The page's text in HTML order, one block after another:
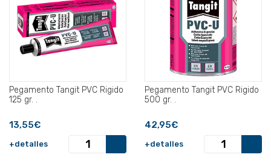
Pegamento Tangit PVC Rigido
125 gr. .
13,55€
+detalles
Pegamento Tangit PVC Rigido
500 gr. .
42,95€
+detalles